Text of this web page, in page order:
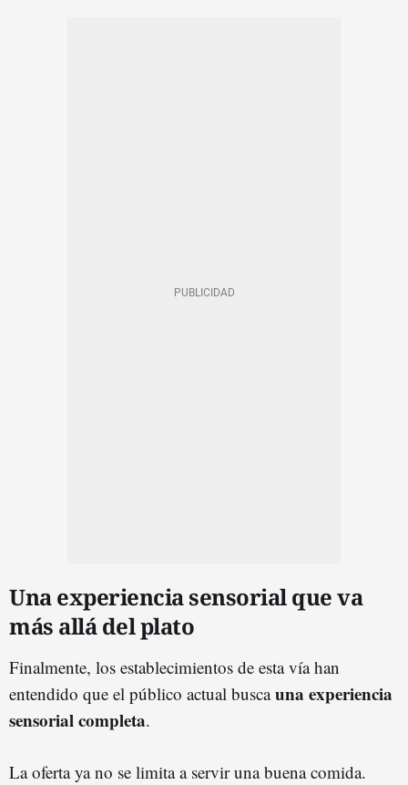
Una experiencia sensorial que va
más allá del plato
Finalmente, los establecimientos de esta vía han
entendido que el público actual buscauna experiencia
sensorial completa.
La oferta ya no se limita a servir una buena comida.